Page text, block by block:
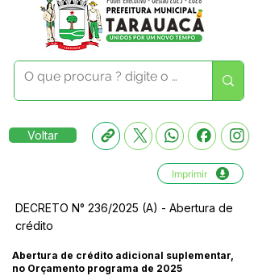
Voltar
Imprimir
DECRETO N° 236/2025 (A) - Abertura de
crédito
Abertura de crédito adicional suplementar,
no Orçamento programa de 2025